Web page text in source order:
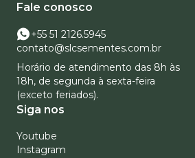
Fale conosco
+55 51 2126.5945
contato@slcsementes.com.br
Horário de atendimento das 8h às
18h, de segunda à sexta-feira
(exceto feriados).
Siga nos
Youtube
Instagram